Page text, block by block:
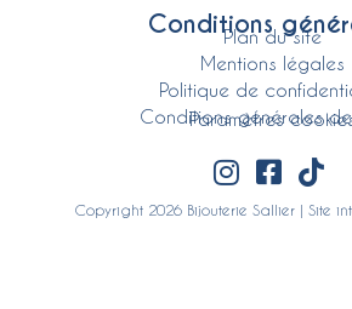
ConditionsPlan du site
Mentions légales
Politique de
Conditions générales
Paramètres
Copyright 2026 Bijouterie Sallier | Site